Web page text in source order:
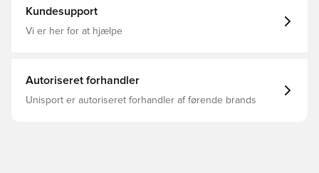
Kundesupport
Vi er her for at hjælpe
Autoriseret forhandler
Unisport er autoriseret forhandler af førende brands